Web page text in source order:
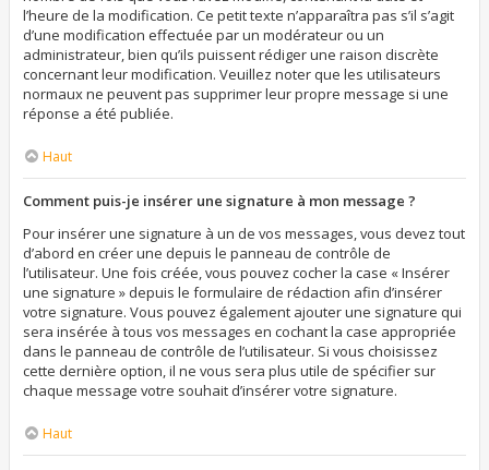
l’heure de la modification. Ce petit texte n’apparaîtra pas s’il s’agit
d’une modification effectuée par un modérateur ou un
administrateur, bien qu’ils puissent rédiger une raison discrète
concernant leur modification. Veuillez noter que les utilisateurs
normaux ne peuvent pas supprimer leur propre message si une
réponse a été publiée.
Haut
Comment puis-je insérer une signature à mon message ?
Pour insérer une signature à un de vos messages, vous devez tout
d’abord en créer une depuis le panneau de contrôle de
l’utilisateur. Une fois créée, vous pouvez cocher la case « Insérer
une signature » depuis le formulaire de rédaction afin d’insérer
votre signature. Vous pouvez également ajouter une signature qui
sera insérée à tous vos messages en cochant la case appropriée
dans le panneau de contrôle de l’utilisateur. Si vous choisissez
cette dernière option, il ne vous sera plus utile de spécifier sur
chaque message votre souhait d’insérer votre signature.
Haut